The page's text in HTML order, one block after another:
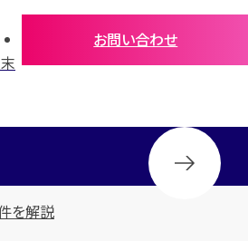
お問い合わせ
を解説